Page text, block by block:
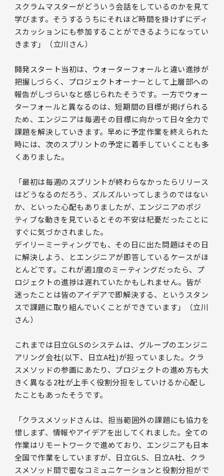
スクラムマスターがどういう会話をしているのかを見て
学びます。そうするうちにそれほど時間を掛けずにディ
スカッションにも参加することができるようになってい
きます」（立川さん）
開発スタート当初は、ウォーターフォールと違い進捗が
把握しづらく、プロジェクトオーナーとして上層部への
報告がしづらいなと感じられたそうです。一方でウォー
ターフォールと異なるのは、短期間の目標が掲げられる
ため、エンジニアは毎週その目標に向かって日々全力で
課題を解決していきます。早めに予定作業を終えられた
時には、次のスプリントの予定に着手していくことも多
くありました。
「最初は毎週のスプリントが終わらなかったらリリース
はどうなるのだろう、ズルズルいってしまうのではない
か、といった心配もありましたが、エンジニアのポジ
ティブな動きを見ているとその不安は杞憂だったことに
すぐに気づかされました。
デイリーミーティングでも、その日に出た問題はその日
に解決しよう、とエンジニアが即答しているケースがほ
とんどです。これが週1度のミーティングだったら、プ
ロジェクトの進捗は遅れていたかもしれません。皆が
迷ったことは皆のアイデアで即解決する、というスタン
スで課題に取り組んでいくことができています」（立川
さん）
これまでは日立GLSのシステムは、グループのエンジニ
アリング会社(以下、日立A社)が担っていました。クラ
スメソッドの参画にあたり、プロジェクトの進め方も大
きく異なる2社が上手く役割分担をしていけるか心配し
たこともあったそうです。
「クラスメソッドさんは、担当範囲外の課題にも協力を
惜しまず、情報やアイデアを出してくれました。全ての
作業はリモートワークで進めており、エンジニアも日本
全国で作業をしていますが、日立GLS、日立A社、クラ
スメソッド間で密なコミュニケーションと役割分担がで